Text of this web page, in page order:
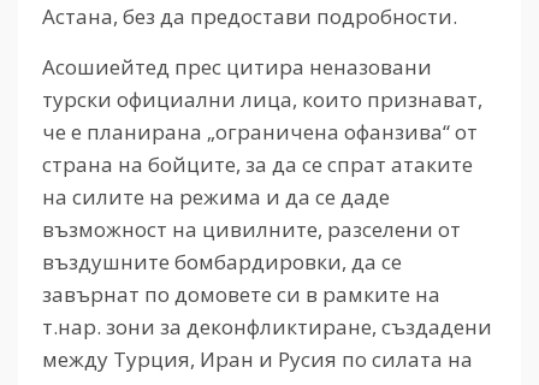
Астана, без да предостави подробности.
Асошиейтед прес цитира неназовани
турски официални лица, които признават,
че е планирана „ограничена офанзива“ от
страна на бойците, за да се спрат атаките
на силите на режима и да се даде
възможност на цивилните, разселени от
въздушните бомбардировки, да се
завърнат по домовете си в рамките на
т.нар. зони за деконфликтиране, създадени
между Турция, Иран и Русия по силата на